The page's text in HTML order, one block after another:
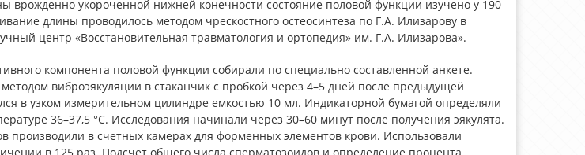
врожденно укороченной нижней конечности состояние половой функции изучено у 190
длины проводилось методом чрескостного остеосинтеза по Г.А. Илизарову в
центр «Восстановительная травматология и ортопедия» им. Г.А. Илизарова».
компонента половой функции собирали по специально составленной анкете.
виброэякуляции в стаканчик с пробкой через 4–5 дней после предыдущей
в узком измерительном цилиндре емкостью 10 мл. Индикаторной бумагой определяли
36–37,5 °С. Исследования начинали через 30–60 минут после получения эякулята.
производили в счетных камерах для форменных элементов крови. Использовали